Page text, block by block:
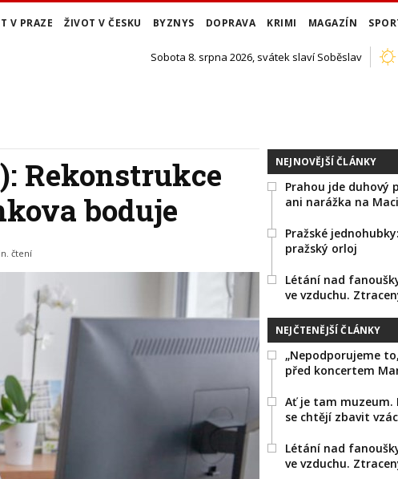
V PRAZE ŽIVOT V ČESKU BYZNYS DOPRAVA KRIMI MAGAZÍN
Sobota 8. srpna 2026, svátek slaví Soběslav
Rekonstrukce
boduje
čtení
NEJNOVĚJŠÍ ČLÁNKY
Prahou jde duhový
ani narážka na
Pražské
pražský orloj
Létání nad
ve vzduchu.
NEJČTENĚJŠÍ ČLÁNKY
„Nepodporujeme
před koncertem
Ať je tam muzeum.
se chtějí zbavit
Létání nad
ve vzduchu.